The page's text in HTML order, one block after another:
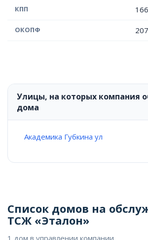
КПП
ОКОПФ
Улицы, на которых компания
дома
Академика Губкина ул
Список домов на
ТСЖ «Эталон»
1 дом в управлении компании